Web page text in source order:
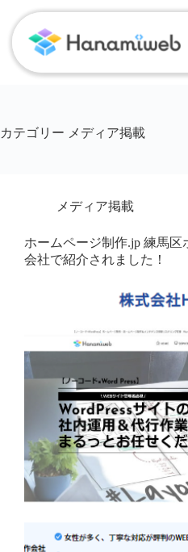
カテゴリー メディア掲載
メディア掲載
ホームページ制作.jp 練馬区
会社で紹介されました！